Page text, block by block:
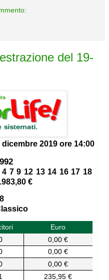
del 19-
dicembre 2019 ore 14:00
4 7 9 12 13 14 16 17 18
€
Euro
0,00 €
0,00 €
0,00 €
235,95 €